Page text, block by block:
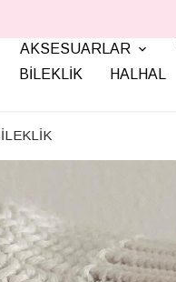
AKSESUARLAR
BİLEKLİK
HALHAL